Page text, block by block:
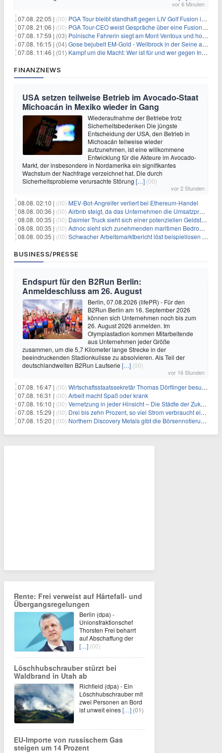
vor 6 Minuten
07.08. 22:05 | (00) PGA Tour bleibt standhaft gegen LIV Golf Fusion in einem sich wandelnden Sportumfeld
07.08. 21:06 | (00) PGA Tour-CEO weist Gespräche über eine Fusion mit LIV Golf zurück und bekräftigt die Wettbewerbslandschaft
07.08. 17:59 | (03) Polnische Fahrerin siegt am Mont Ventoux und holt Tour-Gelb
07.08. 16:15 | (04) Gose bejubelt EM-Gold - Wellbrock in der Seine ausgebremst
07.08. 11:46 | (01) Kampf um die Macht: Wer ist für und wer gegen Infantino?
FINANZNEWS
USA setzen teilweise Betrieb im Avocado-Staat
Michoacán in Mexiko wieder in Gang
Wiederaufnahme der Betriebe trotz
Sicherheitsbedenken Die jüngste
Entscheidung der USA, den Betrieb in
Michoacán teilweise wieder
aufzunehmen, ist eine willkommene
Entwicklung für die Akteure im Avocado-
Markt, der insbesondere in Nordamerika ein signifikantes
Wachstum der Nachfrage verzeichnet hat. Die durch
Sicherheitsprobleme verursachte Störung […] (00)
vor 2 Stunden
08.08. 02:10 | (00) MEV-Bot-Angreifer verliert bei Ethereum-Handel
08.08. 00:36 | (00) Airbnb steigt, da das Unternehmen die Umsatzprognose anhebt und starkes Wachstum signalisiert
08.08. 00:35 | (00) Daimler Truck sieht sich einer potenziellen Geldstrafe von 1 Milliarde Euro aufgrund von EU-Emissionsvorschriften gegenüber
08.08. 00:35 | (00) Adnoc sieht sich zunehmenden maritimen Bedrohungen angesichts regionaler Spannungen gegenüber
08.08. 00:35 | (00) Schwacher Arbeitsmarktbericht löst beispiellosen Börsenanstieg aus
BUSINESS/PRESSE
Endspurt für den B2Run Berlin:
Anmeldeschluss am 26. August
Berlin, 07.08.2026 (lifePR) - Für den
B2Run Berlin am 16. September 2026
können sich Unternehmen noch bis zum
26. August 2026 anmelden. Im
Olympiastadion kommen Mitarbeitende
aus Unternehmen jeder Größe
zusammen, um die 5,7 Kilometer lange Strecke in der
beeindruckenden Stadionkulisse zu absolvieren. Als Teil der
deutschlandweiten B2Run Laufserie […] (00)
vor 16 Stunden
07.08. 16:47 | (00) Wirtschaftsstaatssekretär Thomas Dörflinger besucht Handwerksbetrieb im Kammerbezirk Freiburg
07.08. 16:31 | (00) Arbeit macht Spaß oder krank
07.08. 16:10 | (00) Vernetzung in jeder Hinsicht – Die Städte der Zukunft sind grün-blau
07.08. 15:29 | (00) Drei bis zehn Prozent, so viel Strom verbraucht ein Aufzug im Gebäude
07.08. 15:20 | (00) Northern Discovery Metals gibt die Börsennotierung an der Frankfurter Wertpapierbörse bekannt
Rente: Frei verweist auf Härtefall- und
Übergangsregelungen
Berlin (dpa) -
Unionsfraktionschef
Thorsten Frei beharrt
auf Abschaffung der
[…] (00)
Löschhubschrauber stürzt bei
Waldbrand in Utah ab
Richfield (dpa) - Ein
Löschhubschrauber mit
zwei Personen an Bord
ist unweit eines[…] (01)
EU-Importe von russischem Gas
steigen um 14 Prozent